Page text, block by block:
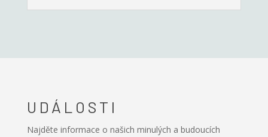
UDÁLOSTI
Najděte informace o našich minulých a budoucích